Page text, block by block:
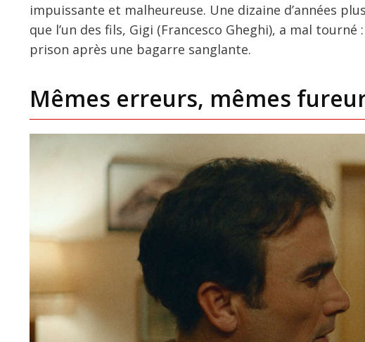
impuissante et malheureuse. Une dizaine d’années
que l’un des fils, Gigi (Francesco Gheghi), a mal
prison après une bagarre sanglante.
Mêmes erreurs, mêmes